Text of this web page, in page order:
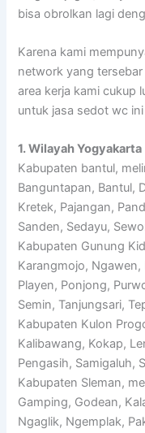
bisa obrolkan lagi
Karena kami
network yang
area kerja kami cukup
untuk jasa sedot wc
1. Wilayah Yogyakarta
Kabupaten bantul,
Banguntapan, Bantul,
Kretek, Pajangan,
Sanden, Sedayu,
Kabupaten Gunung
Karangmojo, Ngawen,
Playen, Ponjong,
Semin, Tanjungsari,
Kabupaten Kulon
Kalibawang, Kokap,
Pengasih, Samigaluh,
Kabupaten Sleman,
Gamping, Godean,
Ngaglik, Ngemplak,